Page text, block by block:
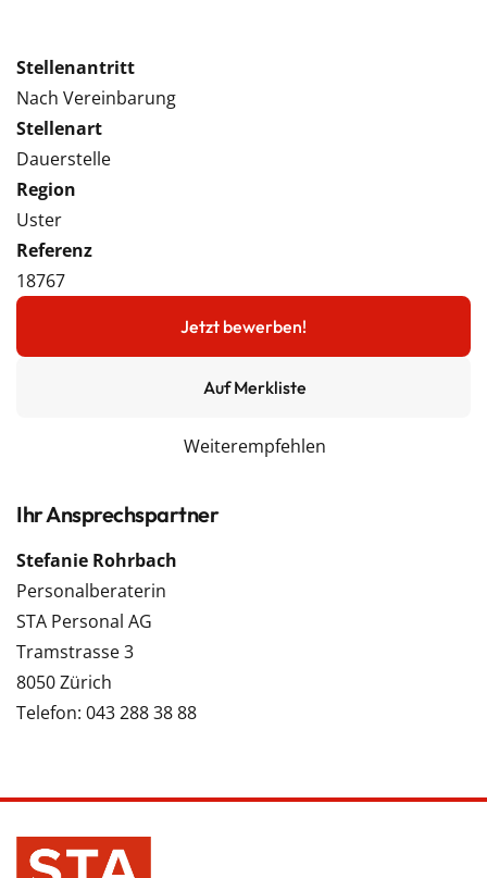
Stellenantritt
Nach Vereinbarung
Stellenart
Dauerstelle
Region
Uster
Referenz
18767
Jetzt bewerben!
Auf Merkliste
Weiterempfehlen
Ihr Ansprechspartner
Stefanie Rohrbach
Personalberaterin
STA Personal AG
Tramstrasse 3
8050 Zürich
Telefon: 043 288 38 88